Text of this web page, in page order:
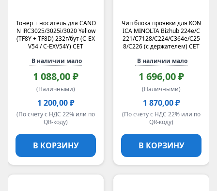
Тонер + носитель для CANO
N iRC3025/3025i/3020 Yellow
(TF8Y + TF8D) 232г/бут (C-EX
V54 / C-EXV54Y) CET
В наличии мало
1 088,00 ₽
(Наличными)
1 200,00 ₽
(По счету с НДС 22% или по
QR-коду)
В КОРЗИНУ
Чип блока проявки для KON
ICA MINOLTA Bizhub 224e/C
221/C7128/C224/C364e/C25
8/C226 (с держателем) CET
В наличии мало
1 696,00 ₽
(Наличными)
1 870,00 ₽
(По счету с НДС 22% или по
QR-коду)
В КОРЗИНУ